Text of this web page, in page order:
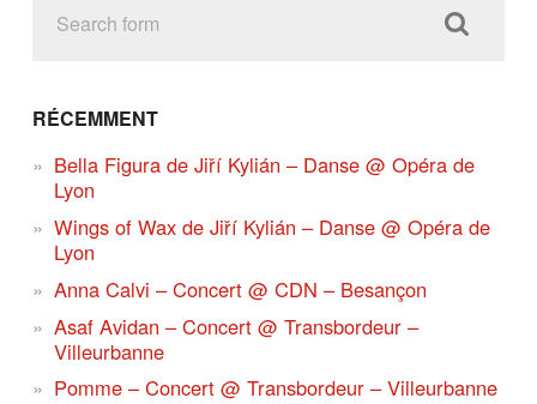
RÉCEMMENT
Bella Figura de Jiří Kylián – Danse @ Opéra de
Lyon
Wings of Wax de Jiří Kylián – Danse @ Opéra de
Lyon
Anna Calvi – Concert @ CDN – Besançon
Asaf Avidan – Concert @ Transbordeur –
Villeurbanne
Pomme – Concert @ Transbordeur – Villeurbanne